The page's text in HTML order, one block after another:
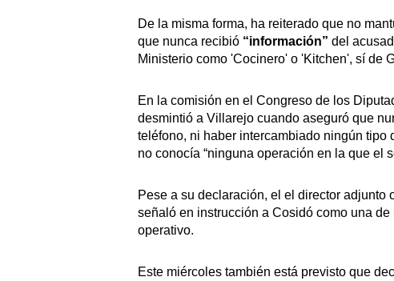
De la misma forma, ha reiterado que no
que nunca recibió “información” del
Ministerio como 'Cocinero' o 'Kitchen', sí de
En la comisión en el Congreso de los
desmintió a Villarejo cuando aseguró que
teléfono, ni haber intercambiado ningún
no conocía “ninguna operación en la que el
Pese a su declaración, el el director
señaló en instrucción a Cosidó como una
operativo.
Este miércoles también está previsto que